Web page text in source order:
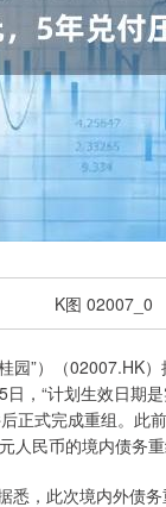
”）（02007.HK
，“计划生效日期
正式完成重组。此
民币的境内债务重
，此次境内外债
1.42%